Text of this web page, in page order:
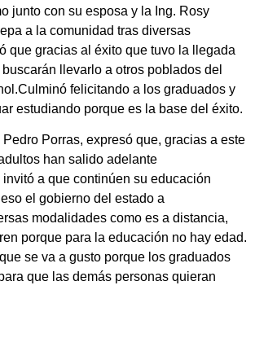
junto con su esposa y la Ing. Rosy
a la comunidad tras diversas
que gracias al éxito que tuvo la llegada
llevarlo a otros poblados del
felicitando a los graduados y
estudiando porque es la base del éxito.
Porras, expresó que, gracias a este
han salido adelante
a que continúen su educación
el gobierno del estado a
modalidades como es a distancia,
porque para la educación no hay edad.
se va a gusto porque los graduados
que las demás personas quieran